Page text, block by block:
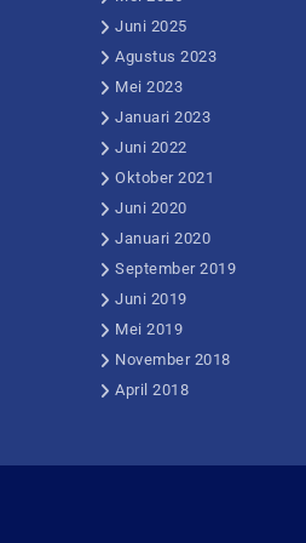
Juni 2025
Agustus 2023
Mei 2023
Januari 2023
Juni 2022
Oktober 2021
Juni 2020
Januari 2020
September 2019
Juni 2019
Mei 2019
November 2018
April 2018